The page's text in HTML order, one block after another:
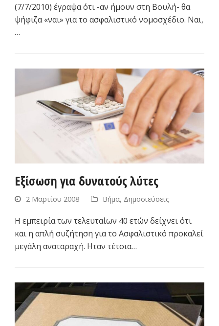
(7/7/2010) έγραψα ότι -αν ήμουν στη Βουλή- θα
ψήφιζα «ναι» για το ασφαλιστικό νομοσχέδιο. Ναι,
…
Εξίσωση για δυνατούς λύτες
2 Μαρτίου 2008 Βήμα, Δημοσιεύσεις
Η εμπειρία των τελευταίων 40 ετών δείχνει ότι
και η απλή συζήτηση για το Ασφαλιστικό προκαλεί
μεγάλη αναταραχή. Ηταν τέτοια…